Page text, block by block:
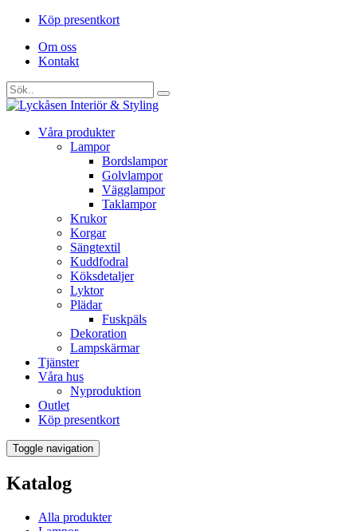
Köp presentkort
Om oss
Kontakt
Våra produkter
Lampor
Bordslampor
Golvlampor
Vägglampor
Taklampor
Krukor
Korgar
Sängtextil
Kuddfodral
Köksdetaljer
Lyktor
Plädar
Fuskpäls
Dekoration
Lampskärmar
Tjänster
Våra hus
Nyproduktion
Outlet
Köp presentkort
Toggle navigation
Katalog
Alla produkter